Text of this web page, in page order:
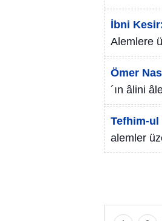
İbni
Alemlere
Ömer
´ın âlini
Tefhim-ul
alemler